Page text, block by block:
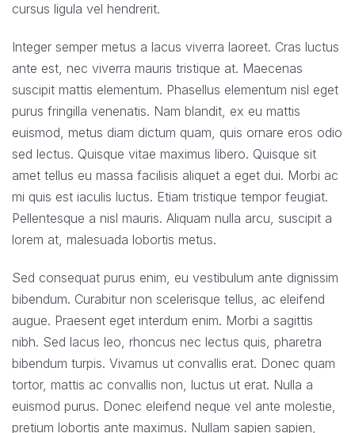
cursus ligula vel hendrerit.
Integer semper metus a lacus viverra laoreet. Cras luctus
ante est, nec viverra mauris tristique at. Maecenas
suscipit mattis elementum. Phasellus elementum nisl eget
purus fringilla venenatis. Nam blandit, ex eu mattis
euismod, metus diam dictum quam, quis ornare eros odio
sed lectus. Quisque vitae maximus libero. Quisque sit
amet tellus eu massa facilisis aliquet a eget dui. Morbi ac
mi quis est iaculis luctus. Etiam tristique tempor feugiat.
Pellentesque a nisl mauris. Aliquam nulla arcu, suscipit a
lorem at, malesuada lobortis metus.
Sed consequat purus enim, eu vestibulum ante dignissim
bibendum. Curabitur non scelerisque tellus, ac eleifend
augue. Praesent eget interdum enim. Morbi a sagittis
nibh. Sed lacus leo, rhoncus nec lectus quis, pharetra
bibendum turpis. Vivamus ut convallis erat. Donec quam
tortor, mattis ac convallis non, luctus ut erat. Nulla a
euismod purus. Donec eleifend neque vel ante molestie,
pretium lobortis ante maximus. Nullam sapien sapien,